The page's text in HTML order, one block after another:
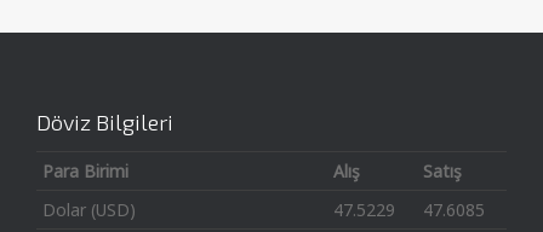
Döviz Bilgileri
Para Birimi Alış
Satış
Dolar (USD)
47.5229
47.6085